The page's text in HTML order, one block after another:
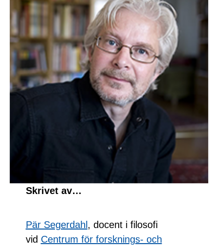
Skrivet av…
Pär Segerdahl , docent i filosofi
vid Centrum för forsknings- och